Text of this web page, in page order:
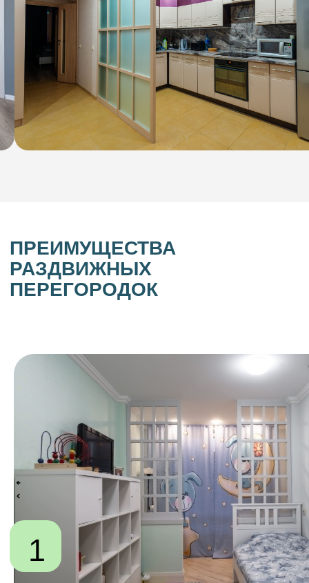
Прочность
Массив дерева, алюминий или
плотный МДФ очень устойчив
к механическим повреждениям
и сохранению формы под внешним
Деревянные, алюминиевые и МДФ
перегородки устойчивы к коррозии,
перепадам температур, влажности
и механическим воздействиям, что
делает их долговечными.
Долговечность
снижать уровень шума.
Экологичность
МДФ изготавливается из древесных
волокон с использованием
У НАС БЕСПРОЦЕНТНАЯ
РАССРОЧКА
1
3
Разнообразие дизайна
Алюминиевые перегородки
бывают с глухими или
прозрачными вставаками, в
различных цветах, с разным
покрытием, стационарные или
раздвижные